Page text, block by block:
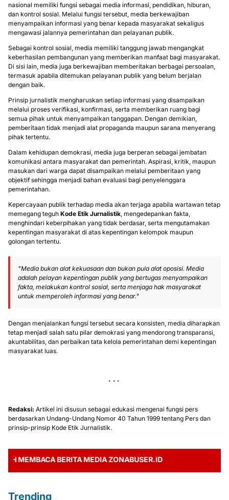
nasional memiliki fungsi sebagai media informasi, pendidikan, hiburan,
dan kontrol sosial. Melalui fungsi tersebut, media berkewajiban
menyampaikan informasi yang benar kepada masyarakat sekaligus
mengawasi jalannya pemerintahan dan pelayanan publik.
Sebagai kontrol sosial, media memiliki tanggung jawab mengangkat
keberhasilan pembangunan yang memberikan manfaat bagi masyarakat.
Di sisi lain, media juga berkewajiban memberitakan berbagai persoalan,
termasuk apabila ditemukan pelayanan publik yang belum berjalan
dengan baik.
Prinsip jurnalistik mengharuskan setiap informasi yang disampaikan
melalui proses verifikasi, konfirmasi, serta memberikan ruang bagi
semua pihak untuk menyampaikan tanggapan. Dengan demikian,
pemberitaan tidak menjadi alat propaganda maupun sarana menyerang
pihak tertentu.
Dalam kehidupan demokrasi, media juga berperan sebagai jembatan
komunikasi antara masyarakat dan pemerintah. Aspirasi, kritik, maupun
masukan dari warga dapat disampaikan melalui pemberitaan yang
objektif sehingga menjadi bahan evaluasi bagi penyelenggara
pemerintahan.
Kepercayaan publik terhadap media akan terjaga apabila wartawan tetap
memegang teguh Kode Etik Jurnalistik , mengedepankan fakta,
menghindari keberpihakan yang tidak berdasar, serta mengutamakan
kepentingan masyarakat di atas kepentingan kelompok maupun
golongan tertentu.
"Media bukan alat kekuasaan dan bukan pula alat oposisi. Media
adalah pelayan kepentingan publik yang bertugas menyampaikan
fakta, melakukan kontrol sosial, serta menjaga hak masyarakat
untuk memperoleh informasi yang benar."
Dengan menjalankan fungsi tersebut secara konsisten, media diharapkan
tetap menjadi salah satu pilar demokrasi yang mendorong transparansi,
akuntabilitas, dan perbaikan tata kelola pemerintahan demi kepentingan
masyarakat luas.
Redaksi: Artikel ini disusun sebagai edukasi mengenai fungsi pers
berdasarkan Undang-Undang Nomor 40 Tahun 1999 tentang Pers dan
prinsip-prinsip Kode Etik Jurnalistik.
BERITA MEDIA ZONABUSER.ID
Trending